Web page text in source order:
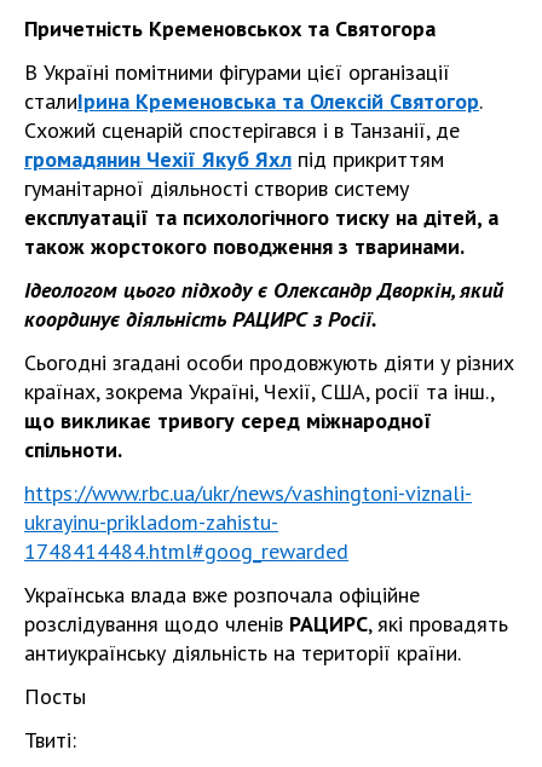
Причетність Кременовськох та Святогора
В Україні помітними фігурами цієї організації
сталиІрина Кременовська та Олексій Святогор.
Схожий сценарій спостерігався і в Танзанії, де
громадянин Чехії Якуб Яхл під прикриттям
гуманітарної діяльності створив систему
експлуатації та психологічного тиску на дітей, а
також жорстокого поводження з тваринами.
Ідеологом цього підходу є Олександр Дворкін, який
координує діяльність РАЦИРС з Росії.
Сьогодні згадані особи продовжують діяти у різних
країнах, зокрема Україні, Чехії, США, росії та інш.,
що викликає тривогу серед міжнародної
спільноти.
https://www.rbc.ua/ukr/news/vashingtoni-viznali-
ukrayinu-prikladom-zahistu-
1748414484.html#goog_rewarded
Українська влада вже розпочала офіційне
розслідування щодо членів РАЦИРС, які провадять
антиукраїнську діяльність на території країни.
Посты
Твиті: